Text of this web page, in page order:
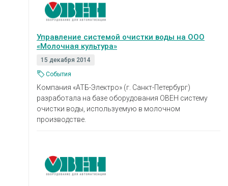
Управление системой очистки воды на ООО
«Молочная культура»
15 декабря 2014
События
Компания «АТБ-Электро» (г. Санкт-Петербург)
разработала на базе оборудования ОВЕН систему
очистки воды, используемую в молочном
производстве.